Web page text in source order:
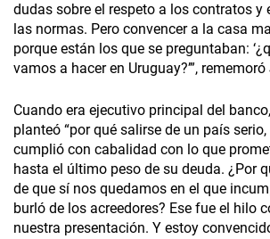
dudas sobre el respeto a los contratos y
las normas. Pero convencer a la casa
porque están los que se preguntaban:
vamos a hacer en Uruguay?’”,
Cuando era ejecutivo principal del
planteó “por qué salirse de un país
cumplió con cabalidad con lo que
hasta el último peso de su deuda. ¿Por
de que sí nos quedamos en el que
burló de los acreedores? Ese fue el hilo
nuestra presentación. Y estoy